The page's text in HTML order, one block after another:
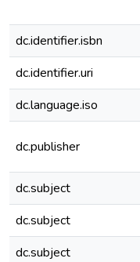
dc.identifier.isbn
dc.identifier.uri
dc.language.iso
dc.publisher
dc.subject
dc.subject
dc.subject